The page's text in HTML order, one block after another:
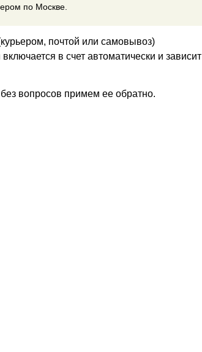
по Москве.
почтой или самовывоз)
в счет автоматически и зависит
вопросов примем ее обратно.